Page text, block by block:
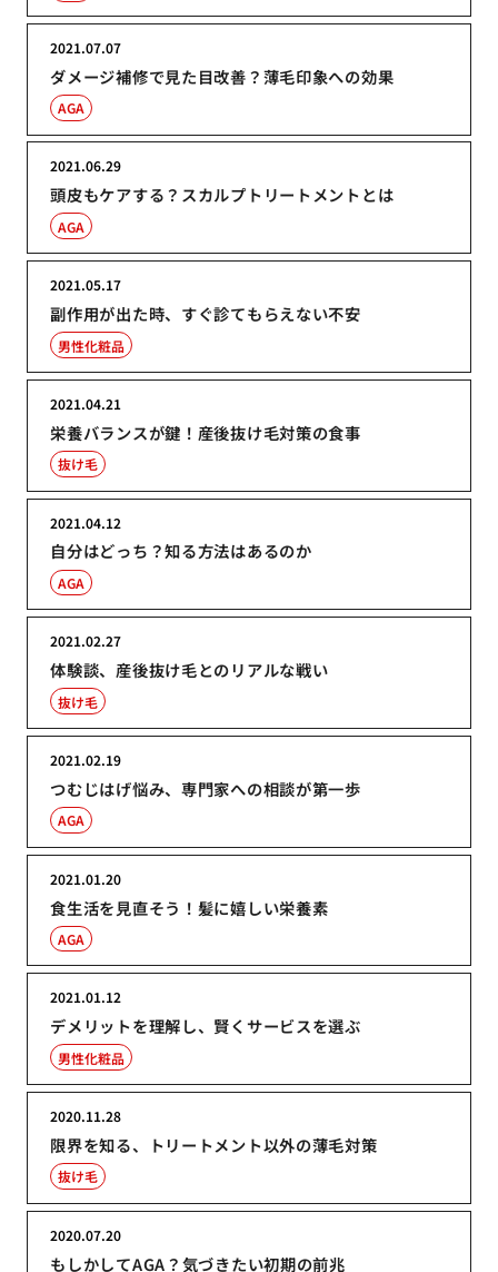
ダメージ補修で見た目改善？薄毛印象への効果
2021.07.07
AGA
頭皮もケアする？スカルプトリートメントとは
2021.06.29
AGA
副作用が出た時、すぐ診てもらえない不安
2021.05.17
男性化粧品
栄養バランスが鍵！産後抜け毛対策の食事
2021.04.21
抜け毛
自分はどっち？知る方法はあるのか
2021.04.12
AGA
体験談、産後抜け毛とのリアルな戦い
2021.02.27
抜け毛
つむじはげ悩み、専門家への相談が第一歩
2021.02.19
AGA
食生活を見直そう！髪に嬉しい栄養素
2021.01.20
AGA
デメリットを理解し、賢くサービスを選ぶ
2021.01.12
男性化粧品
限界を知る、トリートメント以外の薄毛対策
2020.11.28
抜け毛
もしかしてAGA？気づきたい初期の前兆
2020.07.20